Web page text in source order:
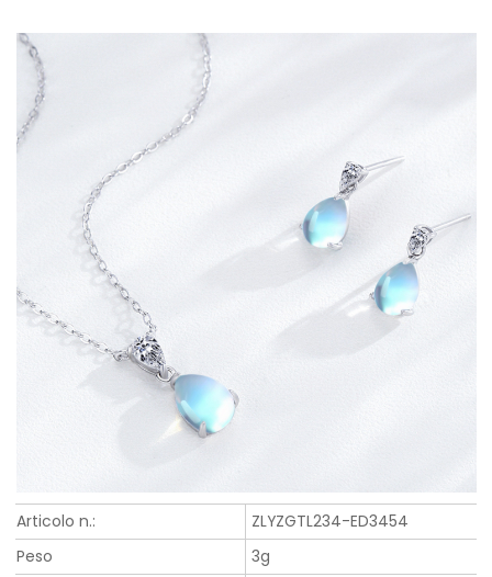
Articolo n.:
ZLYZGTL234-ED3454
Peso
3g